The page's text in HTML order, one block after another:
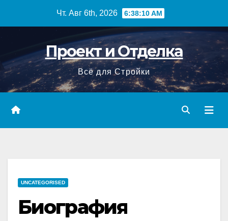
Чт. Авг 6th, 2026 6:38:11 AM
Проект и Отделка
Всё для Стройки
UNCATEGORISED
Биография